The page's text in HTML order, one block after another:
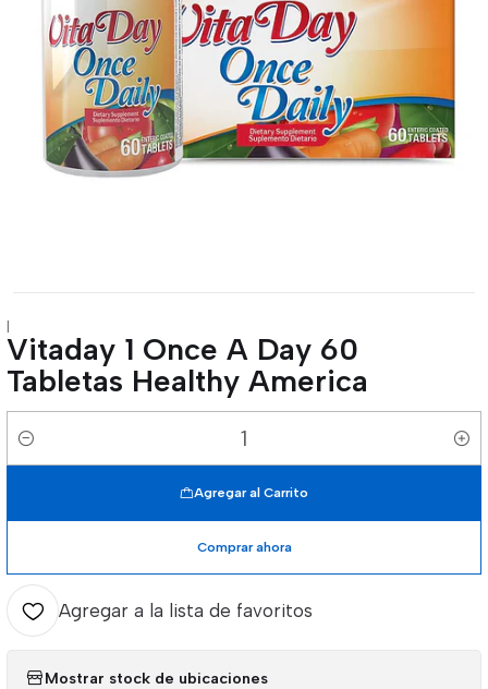
|
Vitaday 1 Once A Day 60
Tabletas Healthy America
Cantidad
Agregar al Carrito
Comprar ahora
Agregar a la lista de favoritos
Mostrar stock de ubicaciones